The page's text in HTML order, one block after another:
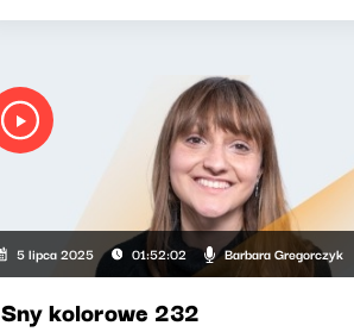
5 lipca 2025 01:52:02 Barbara Gregorczyk
Sny kolorowe 232